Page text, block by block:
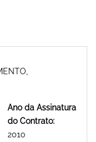
Ano da Assinatura
do Contrato:
2010